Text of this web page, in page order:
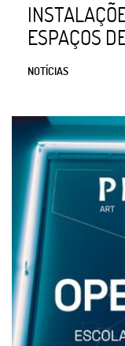
ESPAÇOS
NOTÍCIAS